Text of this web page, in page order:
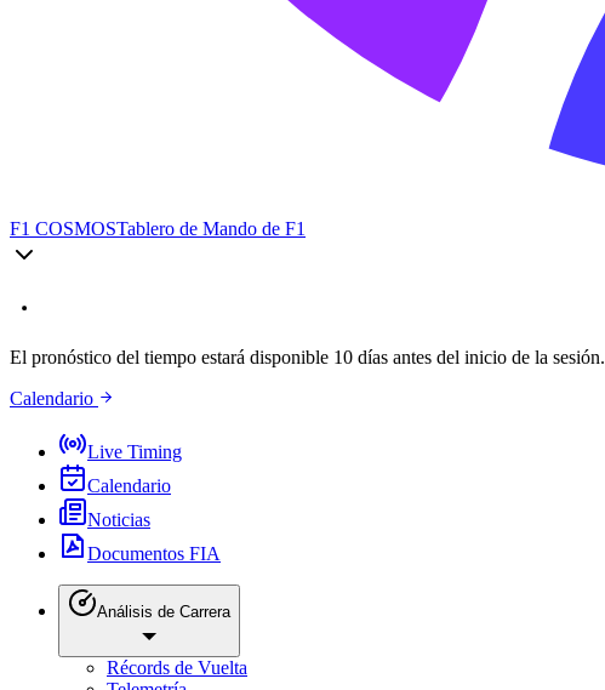
F1 COSMOSTablero de Mando de F1
El pronóstico del tiempo estará disponible 10 días antes del inicio de la sesión.
Calendario
Live Timing
Calendario
Noticias
Documentos FIA
Análisis de Carrera
Récords de Vuelta